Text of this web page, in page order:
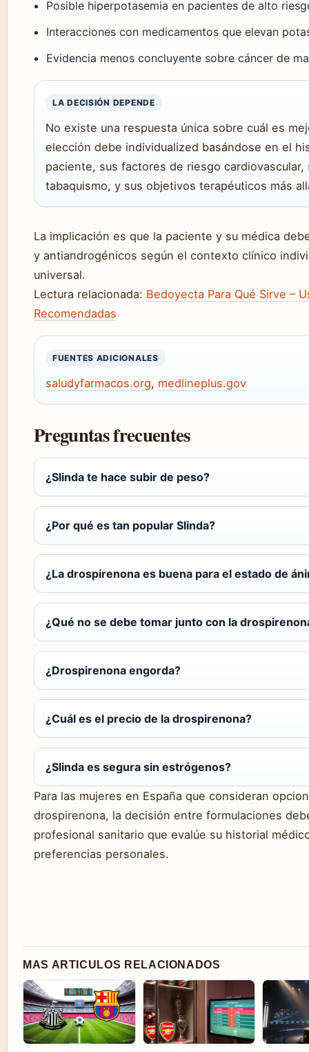
Posible hiperpotasemia en pacientes de alto
Interacciones con medicamentos que elevan
Evidencia menos concluyente sobre cáncer de
LA DECISIÓN DEPENDE
No existe una respuesta única sobre cuál es
elección debe individualized basándose en el
paciente, sus factores de riesgo
tabaquismo, y sus objetivos terapéuticos más
La implicación es que la paciente y su médica
y antiandrogénicos según el contexto clínico
universal.
Lectura relacionada: Bedoyecta Para Qué Sirve –
Recomendadas
FUENTES ADICIONALES
saludyfarmacos.org, medlineplus.gov
Preguntas frecuentes
¿Slinda te hace subir de peso?
¿Por qué es tan popular Slinda?
¿La drospirenona es buena para el estado de
¿Qué no se debe tomar junto con la
¿Drospirenona engorda?
¿Cuál es el precio de la drospirenona?
¿Slinda es segura sin estrógenos?
Para las mujeres en España que consideran
drospirenona, la decisión entre formulaciones
profesional sanitario que evalúe su historial
preferencias personales.
MAS ARTICULOS RELACIONADOS